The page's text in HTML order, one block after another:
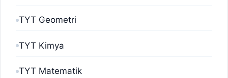
TYT Geometri
TYT Kimya
TYT Matematik